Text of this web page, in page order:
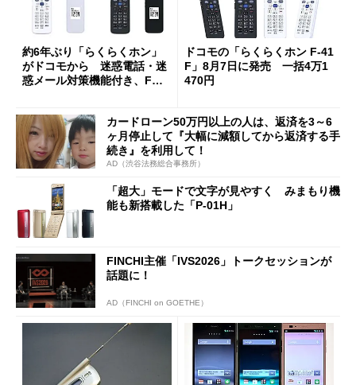
約6年ぶり「らくらくホン」
がドコモから 迷惑電話・迷
惑メール対策機能付き、FM
ドコモの「らくらくホン F-41
F」8月7日に発売 一括4万1
470円
カードローン50万円以上の人は、返済を3～6
ヶ月停止して『大幅に減額してから返済する手
続き』を利用して！
AD（渋谷法務総合事務所）
「超大」モードで文字が見やすく みまもり機
能も新搭載した「P-01H」
FINCHI主催「IVS2026」トークセッションが
話題に！
AD（FINCHI on GOETHE）